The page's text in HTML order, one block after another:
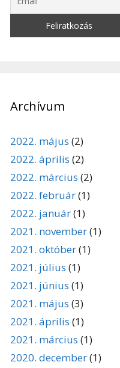
Archívum
2022. május (2)
2022. április (2)
2022. március (2)
2022. február(1)
2022. január(1)
2021. november(1)
2021. október(1)
2021. július (1)
2021. június (1)
2021. május (3)
2021. április (1)
2021. március (1)
2020. december(1)